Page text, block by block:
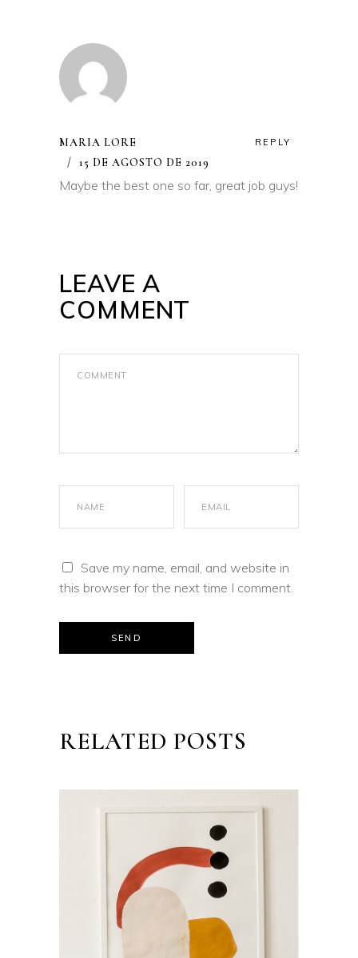
MARIA LORE
15 DE AGOSTO DE 2019
REPLY
Maybe the best one so far, great job guys!
LEAVE A
COMMENT
Save my name, email, and website in
this browser for the next time I comment.
SEND
RELATED POSTS